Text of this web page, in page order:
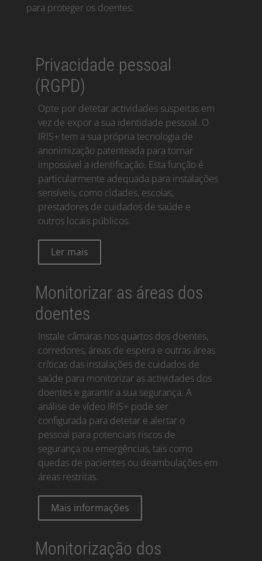
para proteger os doentes:
Privacidade pessoal
(RGPD)
Opte por detetar actividades suspeitas em
vez de expor a sua identidade pessoal. O
IRIS+ tem a sua própria tecnologia de
anonimização patenteada para tornar
impossível a identificação. Esta função é
particularmente adequada para instalações
sensíveis, como cidades, escolas,
prestadores de cuidados de saúde e
outros locais públicos.
Ler mais
Monitorizar as áreas dos
doentes
Instale câmaras nos quartos dos doentes,
corredores, áreas de espera e outras áreas
críticas das instalações de cuidados de
saúde para monitorizar as actividades dos
doentes e garantir a sua segurança. A
análise de vídeo IRIS+ pode ser
configurada para detetar e alertar o
pessoal para potenciais riscos de
segurança ou emergências, tais como
quedas de pacientes ou deambulações em
áreas restritas.
Mais informações
Monitorização dos